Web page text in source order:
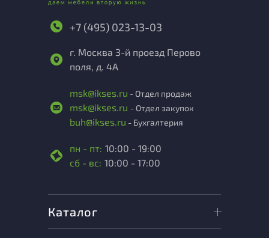
+7 (495) 023-13-03
г. Москва 3-й проезд Перово
поля, д. 4А
msk@ikses.ru - Отдел продаж
msk@ikses.ru - Отдел закупок
buh@ikses.ru - Бухгалтерия
пн - пт: 10:00 - 19:00
сб - вс: 10:00 - 17:00
Каталог